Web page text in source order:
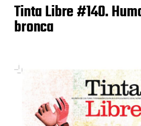
Tinta Libre #140.
bronca